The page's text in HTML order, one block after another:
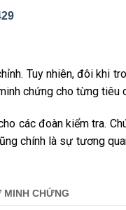
Tuy nhiên, đôi khi
chứng cho từng tiêu
các đoàn kiểm tra.
chính là sự tương
MINH CHỨNG